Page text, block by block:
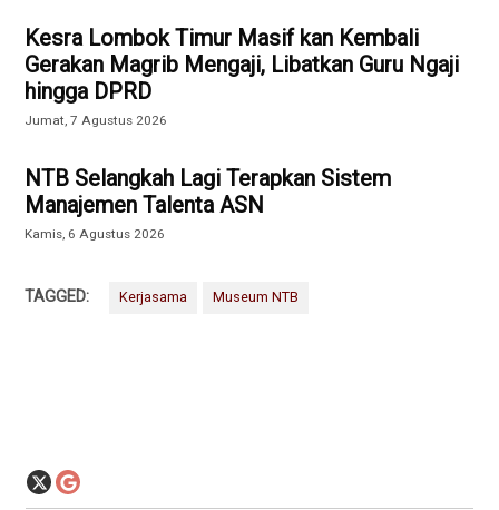
Kesra Lombok Timur Masif kan Kembali
Gerakan Magrib Mengaji, Libatkan Guru Ngaji
hingga DPRD
Jumat, 7 Agustus 2026
NTB Selangkah Lagi Terapkan Sistem
Manajemen Talenta ASN
Kamis, 6 Agustus 2026
TAGGED: Kerjasama Museum NTB